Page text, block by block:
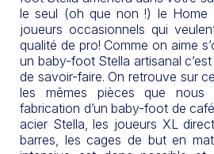
le seul (oh que non !) le Home
joueurs occasionnels qui
qualité de pro! Comme on aime
un baby-foot Stella artisanal
de savoir-faire. On retrouve sur
les mêmes pièces que
fabrication d’un baby-foot de
acier Stella, les joueurs XL
barres, les cages de but en